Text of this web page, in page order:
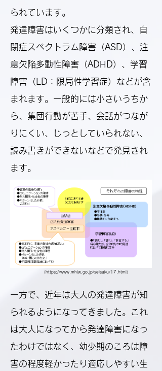
られています。
発達障害はいくつかに分類され、自
閉症スペクトラム障害（ASD）、注
意欠陥多動性障害（ADHD）、学習
障害（LD：限局性学習症）などが含
まれます。一般的には小さいうちか
ら、集団行動が苦手、会話がつなが
りにくい、じっとしていられない、
読み書きができないなどで発見され
ます。
（https://www.mhlw.go.jp/seisaku/17.html ）
一方で、近年は大人の発達障害が知
られるようになってきました。これ
は大人になってから発達障害になっ
たわけではなく、幼少期のころは障
害の程度軽かったり適応しやすい生